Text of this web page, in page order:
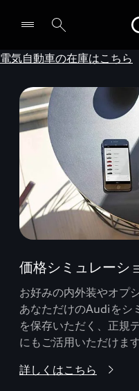
電気自動車の在庫はこちら
価格シミュレーシ
お好みの内外装やオプ
あなただけのAudiをシ
を保存いただく、正規
にもご活用いただけます
詳しくはこちら